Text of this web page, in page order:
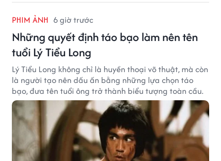
PHIM ẢNH 6 giờ trước
Những quyết định táo bạo làm nên tên
tuổi Lý Tiểu Long
Lý Tiểu Long không chỉ là huyền thoại võ thuật, mà còn
là người tạo nên dấu ấn bằng những lựa chọn táo
bạo, đưa tên tuổi ông trở thành biểu tượng toàn cầu.